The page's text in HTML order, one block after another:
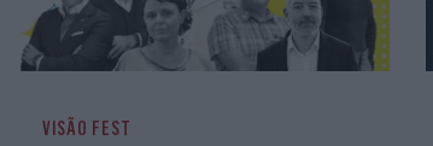
VISÃO FEST